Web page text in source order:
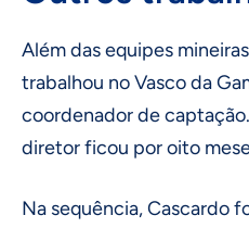
Além das equipes
trabalhou no Vasco da
coordenador de
diretor ficou por oito
Na sequência, Cascardo